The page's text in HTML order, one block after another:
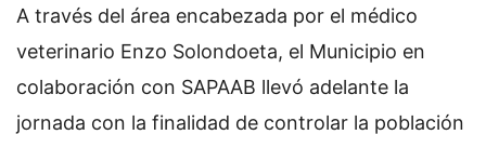
A través del área encabezada por el médico
veterinario Enzo Solondoeta, el Municipio en
colaboración con SAPAAB llevó adelante la
jornada con la finalidad de controlar la población